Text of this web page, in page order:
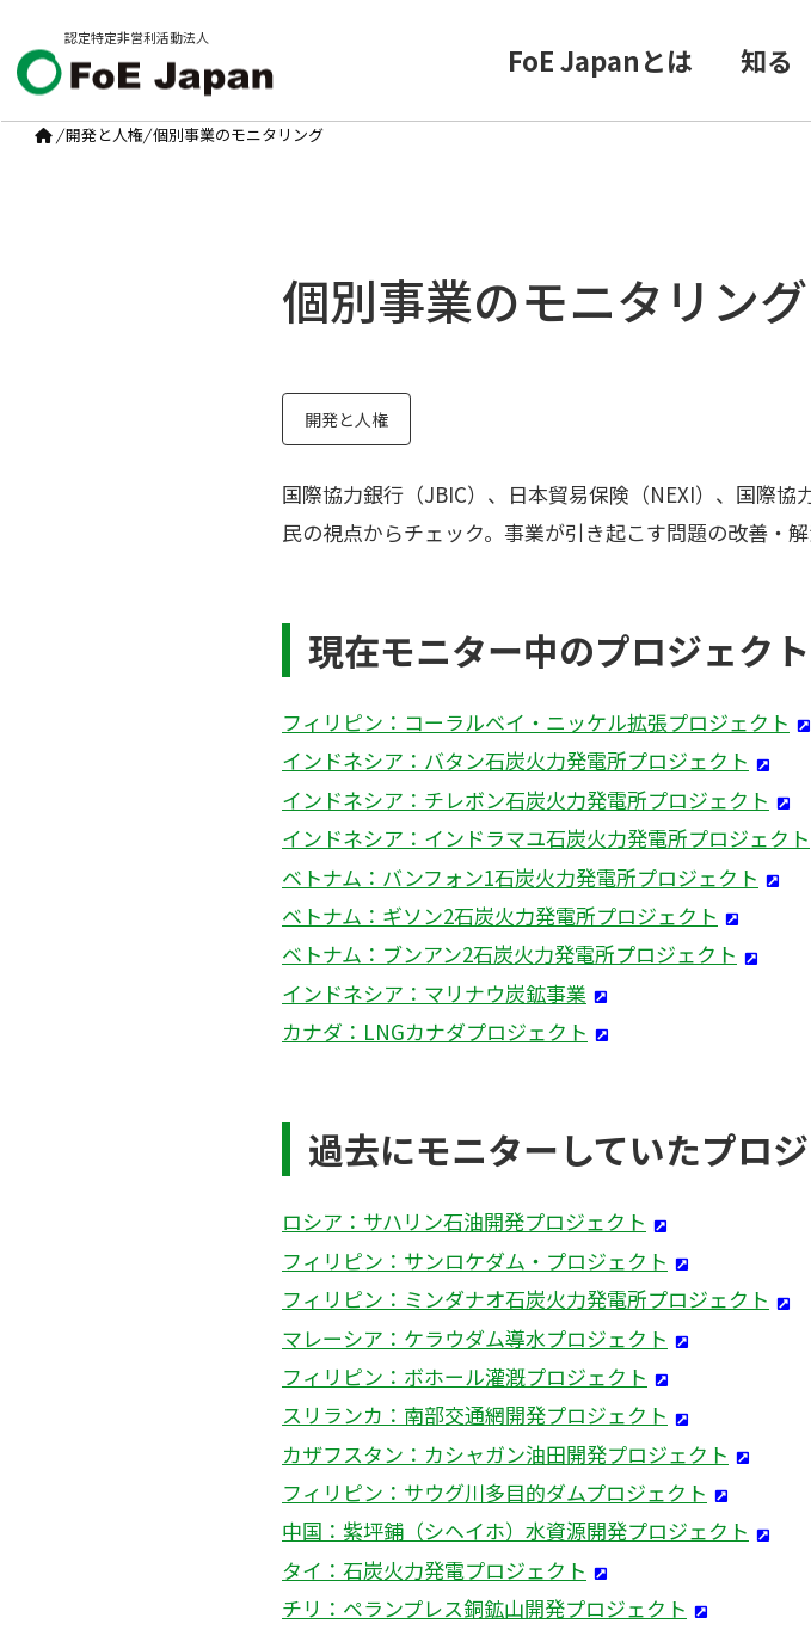
認定特定非営利活動法人
FoE Japanとは 知る
/開発と人権/個別事業のモニタリング
個別事業のモニタリング
開発と人権
国際協力銀行（JBIC）、日本貿易保険（NEXI）、国際
民の視点からチェック。事業が引き起こす問題の改善・
現在モニター中のプロジェクト
フィリピン：コーラルベイ・ニッケル拡張プロジェクト
インドネシア：バタン石炭火力発電所プロジェクト
インドネシア：チレボン石炭火力発電所プロジェクト
インドネシア：インドラマユ石炭火力発電所プロジェクト
ベトナム：バンフォン1石炭火力発電所プロジェクト
ベトナム：ギソン2石炭火力発電所プロジェクト
ベトナム：ブンアン2石炭火力発電所プロジェクト
インドネシア：マリナウ炭鉱事業
カナダ：LNGカナダプロジェクト
過去にモニターしていたプロ
ロシア：サハリン石油開発プロジェクト
フィリピン：サンロケダム・プロジェクト
フィリピン：ミンダナオ石炭火力発電所プロジェクト
マレーシア：ケラウダム導水プロジェクト
フィリピン：ボホール灌漑プロジェクト
スリランカ：南部交通網開発プロジェクト
カザフスタン：カシャガン油田開発プロジェクト
フィリピン：サウグ川多目的ダムプロジェクト
中国：紫坪鋪（シヘイホ）水資源開発プロジェクト
タイ：石炭火力発電プロジェクト
チリ：ペランプレス銅鉱山開発プロジェクト